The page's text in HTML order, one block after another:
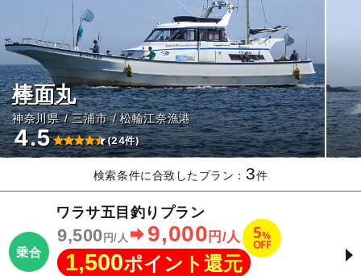
棒面丸
神奈川県 三浦市 松輪江奈漁港
4.5 (24件)
検索条件に合致したプラン： 3件
乗合
ワラサ五目釣りプラン
9,500円/人 9,000 円/人 5%
OFF
1,500ポイント還元